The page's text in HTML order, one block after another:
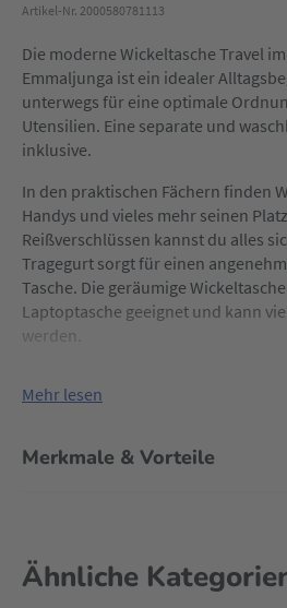
Artikel-Nr. 2000580781113
Die moderne Wickeltasche Travel
Emmaljunga ist ein idealer
unterwegs für eine optimale
Utensilien. Eine separate und
inklusive.
In den praktischen Fächern finden
Handys und vieles mehr seinen
Reißverschlüssen kannst du alles
Tragegurt sorgt für einen
Tasche. Die geräumige
Laptoptasche geeignet und kann
werden.
Mehr lesen
Merkmale & Vorteile
Ähnliche